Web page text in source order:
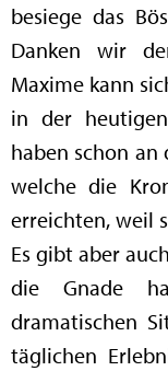
besiege das
Danken wir
Maxime kann
in der
haben schon an
welche die
erreichten, weil
Es gibt aber
die Gnade
dramatischen
täglichen